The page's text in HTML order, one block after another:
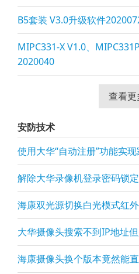
B5套装 V3.0升级软件
MIPC331-X V1.0、
2020040
查看更
安防技术
使用大华“自动注册”功能实
解除大华录像机登录密码锁定
海康双光源切换白光模式红
大华摄像头搜索不到IP地址
海康摄像头换个版本竟然能